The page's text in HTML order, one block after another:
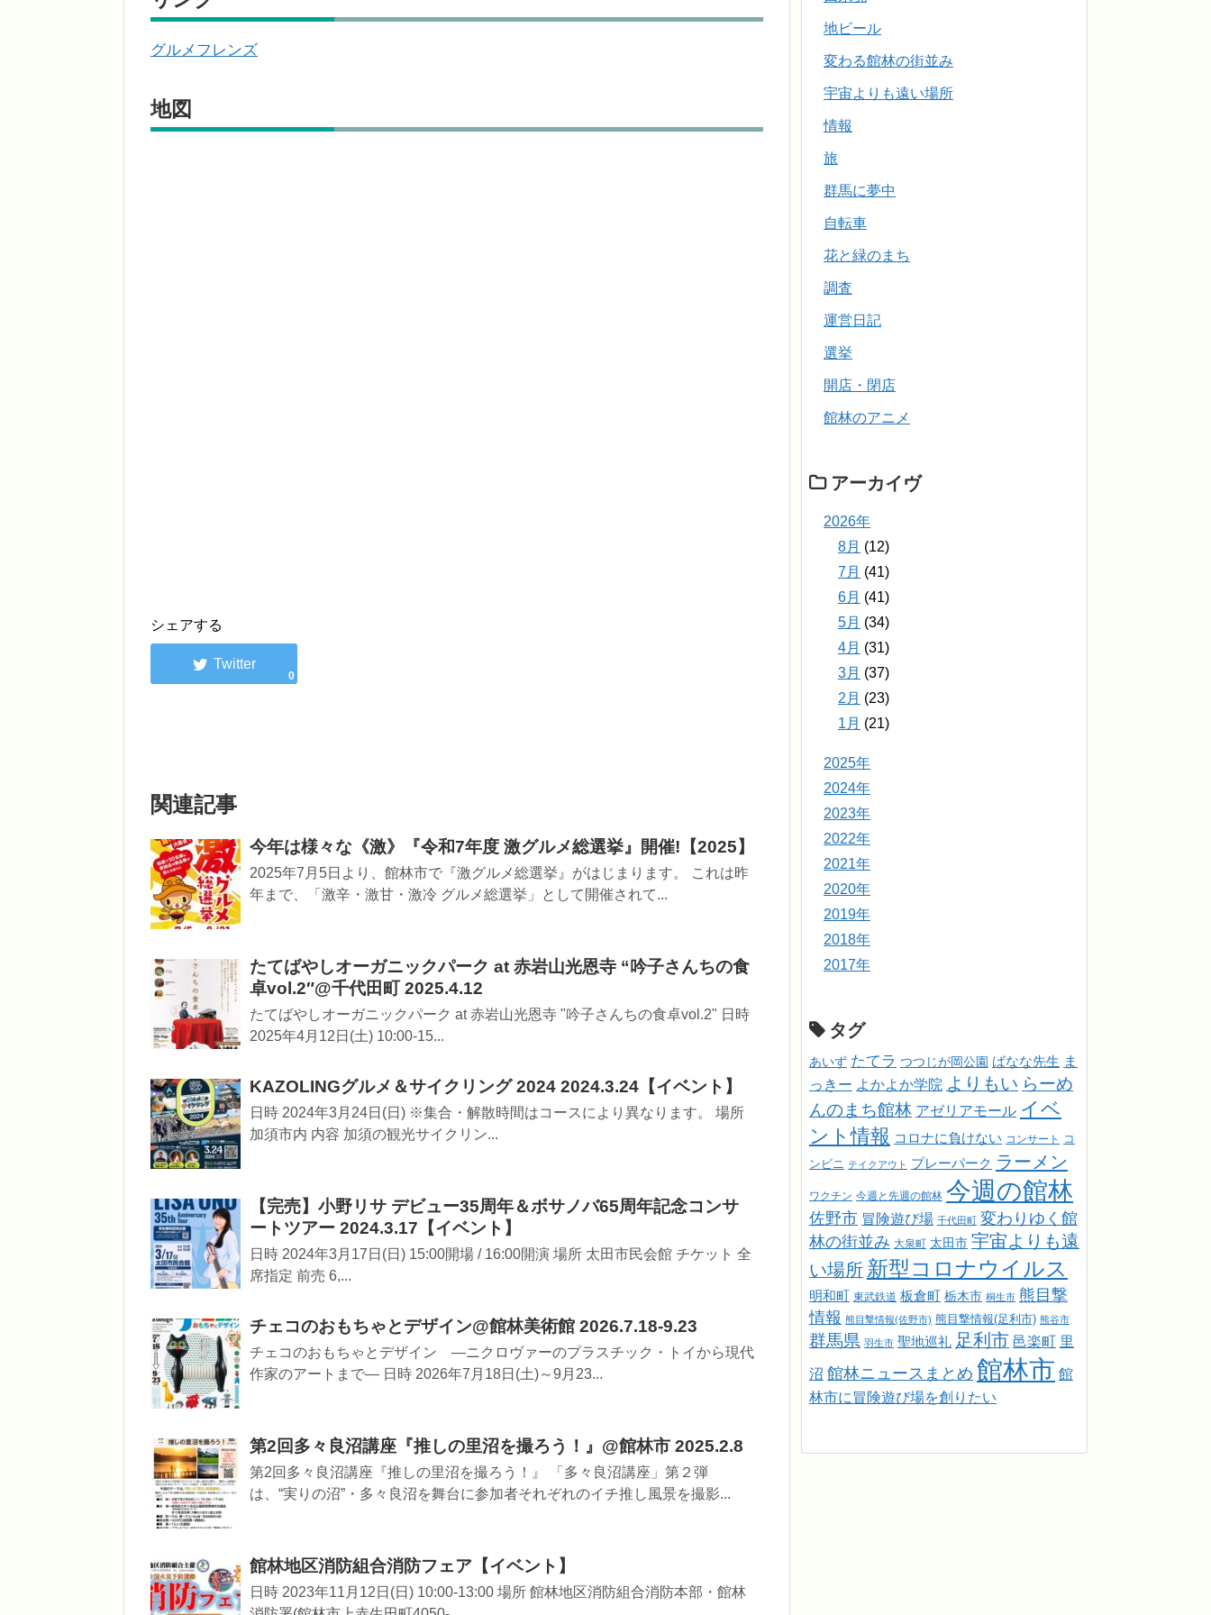
グルメフレンズ
地図
シェアする
0
関連記事
今年は様々な《激》『令和7年度 激グルメ総選挙』開催!【2025】
2025年7月5日より、館林市で『激グルメ総選挙』がはじまります。 これは昨
年まで、「激辛・激甘・激冷 グルメ総選挙」として開催されて...
たてばやしオーガニックパーク at 赤岩山光恩寺 “吟子さんちの食
卓vol.2″@千代田町 2025.4.12
たてばやしオーガニックパーク at 赤岩山光恩寺 "吟子さんちの食卓vol.2" 日時
2025年4月12日(土) 10:00-15...
KAZOLINGグルメ＆サイクリング 2024 2024.3.24【イベント】
日時 2024年3月24日(日) ※集合・解散時間はコースにより異なります。 場所
加須市内 内容 加須の観光サイクリン...
【完売】小野リサ デビュー35周年＆ボサノバ65周年記念コンサ
ートツアー 2024.3.17【イベント】
日時 2024年3月17日(日) 15:00開場 / 16:00開演 場所 太田市民会館 チケット 全
席指定 前売 6,...
チェコのおもちゃとデザイン@館林美術館 2026.7.18-9.23
チェコのおもちゃとデザイン ―ニクロヴァーのプラスチック・トイから現代
作家のアートまで― 日時 2026年7月18日(土)～9月23...
第2回多々良沼講座『推しの里沼を撮ろう！』@館林市 2025.2.8
第2回多々良沼講座『推しの里沼を撮ろう！』 「多々良沼講座」第２弾
は、“実りの沼”・多々良沼を舞台に参加者それぞれのイチ推し風景を撮影...
館林地区消防組合消防フェア【イベント】
日時 2023年11月12日(日) 10:00-13:00 場所 館林地区消防組合消防本部・館林
地ビール
変わる館林の街並み
宇宙よりも遠い場所
情報
旅
群馬に夢中
自転車
花と緑のまち
調査
運営日記
選挙
開店・閉店
館林のアニメ
アーカイヴ
2026年
8月 (12)
7月 (41)
6月 (41)
5月 (34)
4月 (31)
3月 (37)
2月 (23)
1月 (21)
2025年
2024年
2023年
2022年
2021年
2020年
2019年
2018年
2017年
タグ
あいず たてラ つつじが岡公園 ばなな先生 ま
っきー よかよか学院 よりもい らーめ
んのまち館林 アゼリアモール イベ
ント情報 コロナに負けない コンサート
コ
ンビニ テイクアウト プレーパーク ラーメン
ワクチン 今週と先週の館林 今週の館林
佐野市 冒険遊び場 千代田町
変わりゆく館
林の街並み 大泉町 太田市 宇宙よりも遠
い場所 新型コロナウイルス
明和町 東武鉄道 板倉町 栃木市 桐生市 熊目撃
情報 熊目撃情報(佐野市) 熊目撃情報(足利市) 熊谷市
群馬県 羽生市 聖地巡礼 足利市 邑楽町 里
沼 館林ニュースまとめ 館林市 館
林市に冒険遊び場を創りたい